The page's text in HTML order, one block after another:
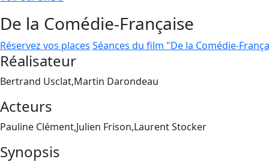
De la Comédie-Française
Réservez vos places Séances du film "De la Comédie-
Réalisateur
Bertrand Usclat,Martin Darondeau
Acteurs
Pauline Clément,Julien Frison,Laurent Stocker
Synopsis